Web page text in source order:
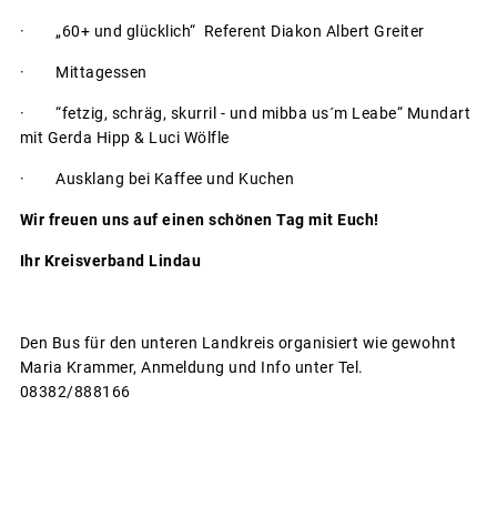
· „60+ und glücklich“ Referent Diakon Albert Greiter
· Mittagessen
· “fetzig, schräg, skurril - und mibba us´m Leabe“ Mundart
mit Gerda Hipp & Luci Wölfle
· Ausklang bei Kaffee und Kuchen
Wir freuen uns auf einen schönen Tag mit Euch!
Ihr Kreisverband Lindau
Den Bus für den unteren Landkreis organisiert wie gewohnt
Maria Krammer, Anmeldung und Info unter Tel.
08382/888166